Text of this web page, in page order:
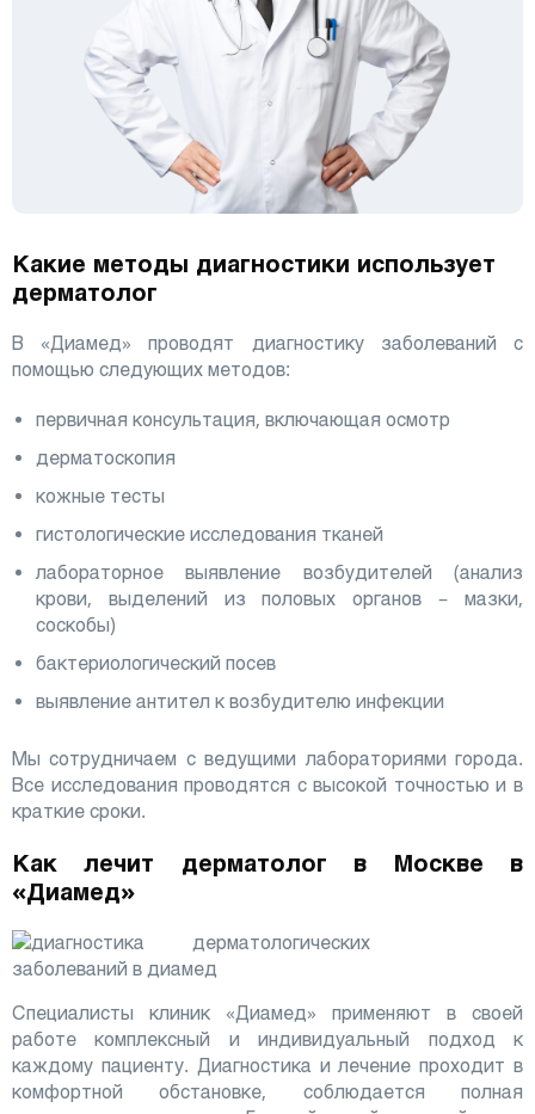
Какие методы диагностики использует
дерматолог
В «Диамед» проводят диагностику заболеваний с
помощью следующих методов:
первичная консультация, включающая осмотр
дерматоскопия
кожные тесты
гистологические исследования тканей
лабораторное выявление возбудителей (анализ
крови, выделений из половых органов – мазки,
соскобы)
бактериологический посев
выявление антител к возбудителю инфекции
Мы сотрудничаем с ведущими лабораториями города.
Все исследования проводятся с высокой точностью и в
краткие сроки.
Как лечит дерматолог в Москве в
«Диамед»
Специалисты клиник «Диамед» применяют в своей
работе комплексный и индивидуальный подход к
каждому пациенту. Диагностика и лечение проходит в
комфортной обстановке, соблюдается полная